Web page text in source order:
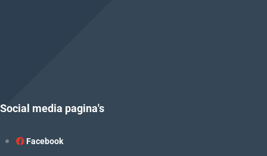
Social media pagina's
Facebook